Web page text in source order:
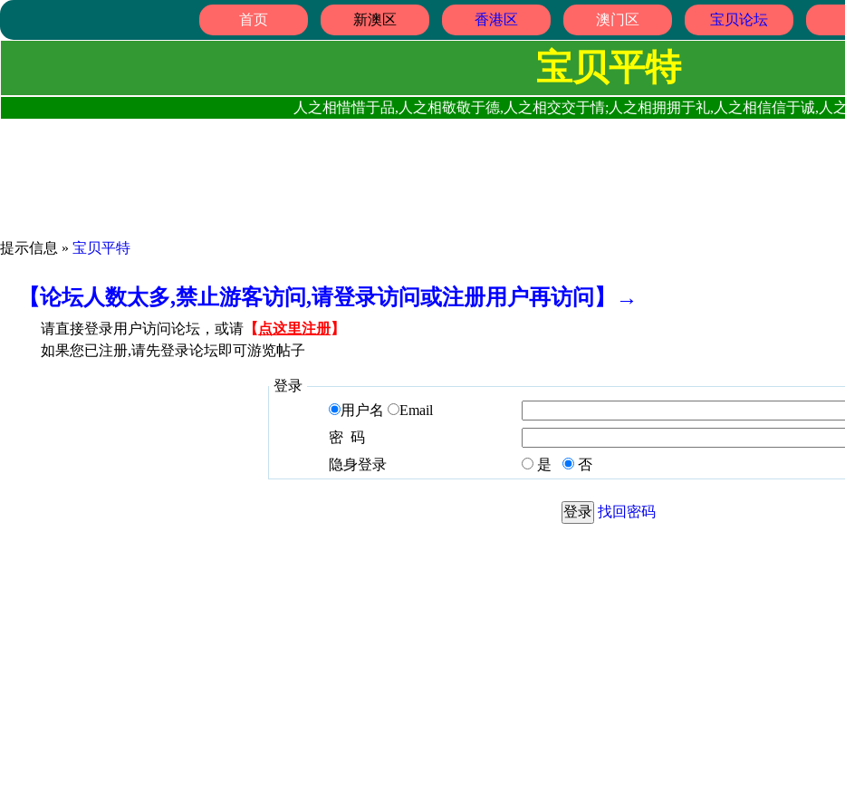
首页 新澳区 香港区 澳门区 宝贝论坛
宝贝平特
人之相惜惜于品,人之相敬敬于德,人之相交交于情;人之相拥拥于礼,人之相信信于诚,人
提示信息 » 宝贝平特
【论坛人数太多,禁止游客访问,请登录访问或注册用户再访问】→
请直接登录用户访问论坛，或请 【 点这里注册】
如果您已注册,请先登录论坛即可游览帖子
登录
用户名
Email
密 码
隐身登录
是 否
找回密码